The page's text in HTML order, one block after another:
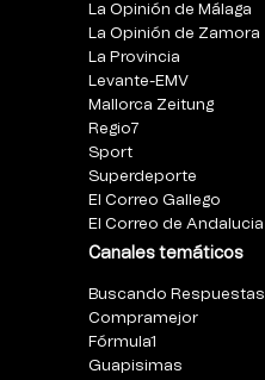
La Opinión de Málaga
La Opinión de Zamora
La Provincia
Levante-EMV
Mallorca Zeitung
Regio7
Sport
Superdeporte
El Correo Gallego
El Correo de Andalucia
Canales temáticos
Buscando Respuestas
Compramejor
Fórmula1
Guapisimas